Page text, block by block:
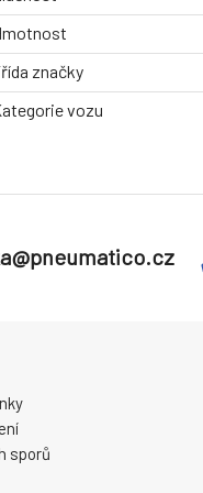
značky
vozu
sporů